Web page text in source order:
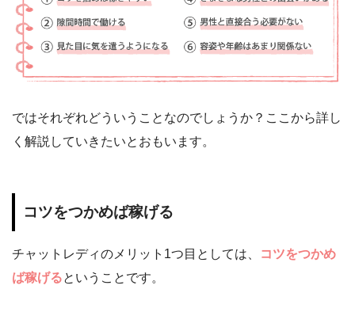
ではそれぞれどういうことなのでしょうか？ここから詳し
く解説していきたいとおもいます。
コツをつかめば稼げる
チャットレディのメリット1つ目としては、
コツをつかめ
ば稼げるということです。